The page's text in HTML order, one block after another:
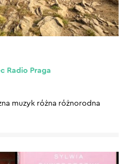
Radio Praga
muzyk różna różnorodna